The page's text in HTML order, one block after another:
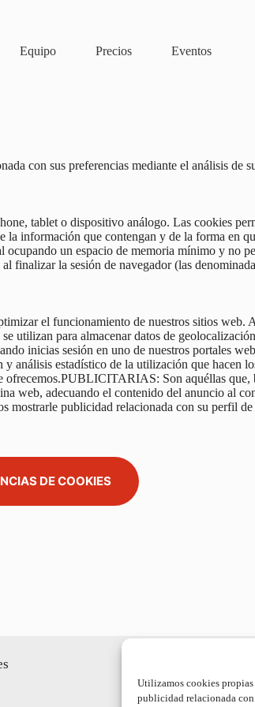
Utilizamos cookies propias
publicidad relacionada con
Equipo Precios Eventos
con sus preferencias mediante el análisis de
tablet o dispositivo análogo. Las cookies
información que contengan y de la forma en
un espacio de memoria mínimo y no
finalizar la sesión de navegador (las
el funcionamiento de nuestros sitios web.
para almacenar datos de
inicias sesión en uno de nuestros portales
estadístico de la utilización que hacen
Son aquéllas que,
web, adecuando el contenido del anuncio al
mostrarle publicidad relacionada con su perfil
DE COOKIES
C/ Hilarión Eslava, 19
El